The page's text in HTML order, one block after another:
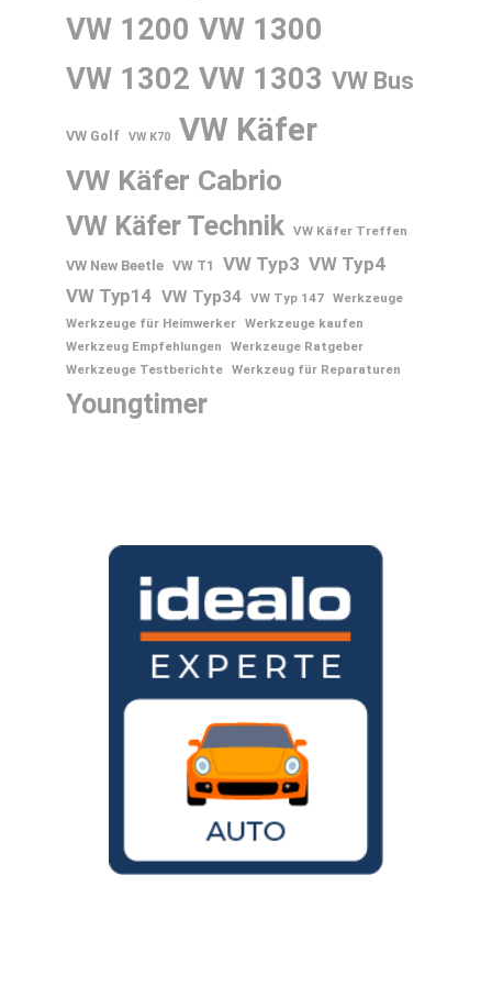
VW 1200 VW 1300
VW 1302 VW 1303 VW Bus
VW Golf VW K70 VW Käfer
VW Käfer Cabrio
VW Käfer Technik VW Käfer Treffen
VW New Beetle VW T1 VW Typ3 VW Typ4
VW Typ14 VW Typ34 VW Typ 147 Werkzeuge
Werkzeuge für Heimwerker Werkzeuge kaufen
Werkzeug Empfehlungen
Werkzeuge Ratgeber
Werkzeuge Testberichte Werkzeug für Reparaturen
Youngtimer